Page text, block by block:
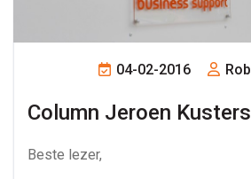
04-02-2016 Rob
Column Jeroen Kusters
Beste lezer,